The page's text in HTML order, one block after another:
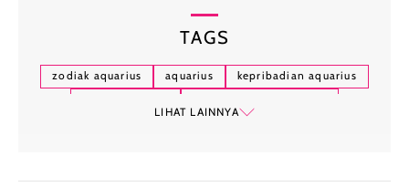
TAGS
zodiak aquarius aquarius
kepribadian aquarius
LIHAT LAINNYA